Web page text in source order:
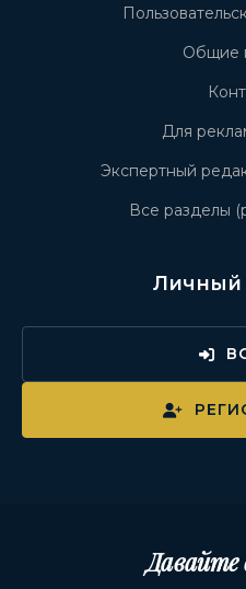
Общие
Для
Экспертный
Все разделы
Личный